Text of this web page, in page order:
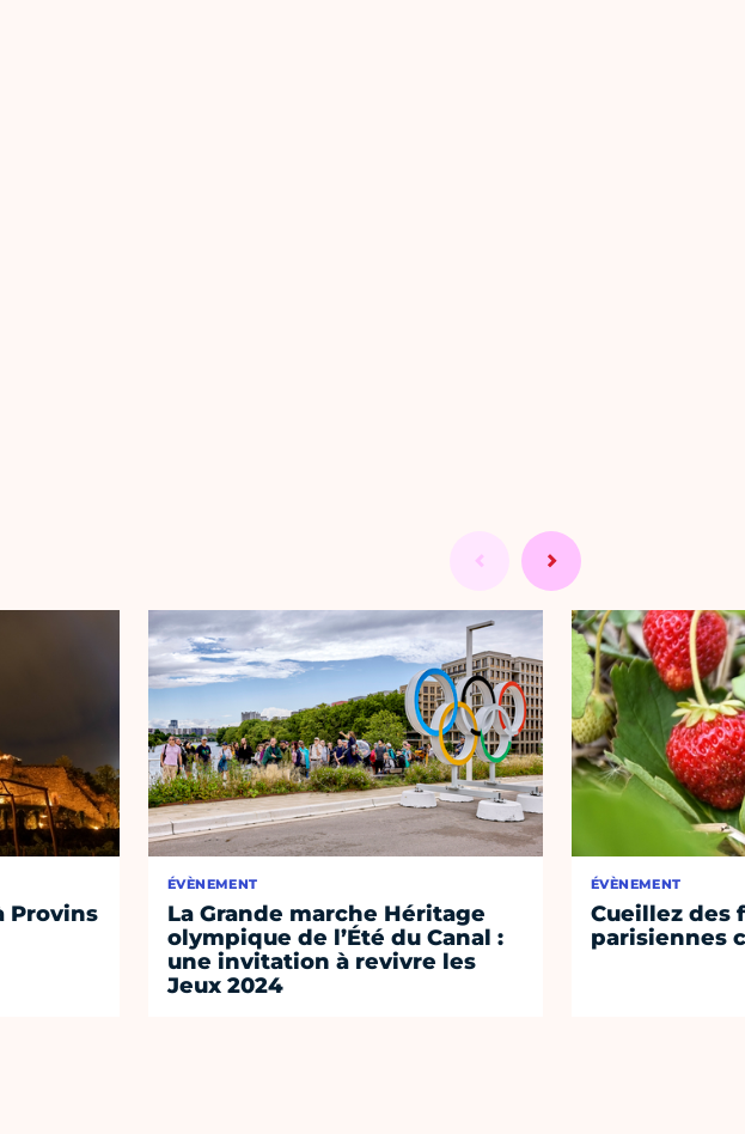
Provins
ÉVÈNEMENT
La Grande marche Héritage
olympique de l’Été du Canal :
une invitation à revivre les
Jeux 2024
ÉVÈNEMENT
Cueillez des
parisiennes